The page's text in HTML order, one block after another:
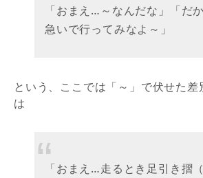
「おまえ…～なんだな」「だ
急いで行ってみなよ～」
という、ここでは「～」で伏せた
は
「おまえ…走るとき足引き摺